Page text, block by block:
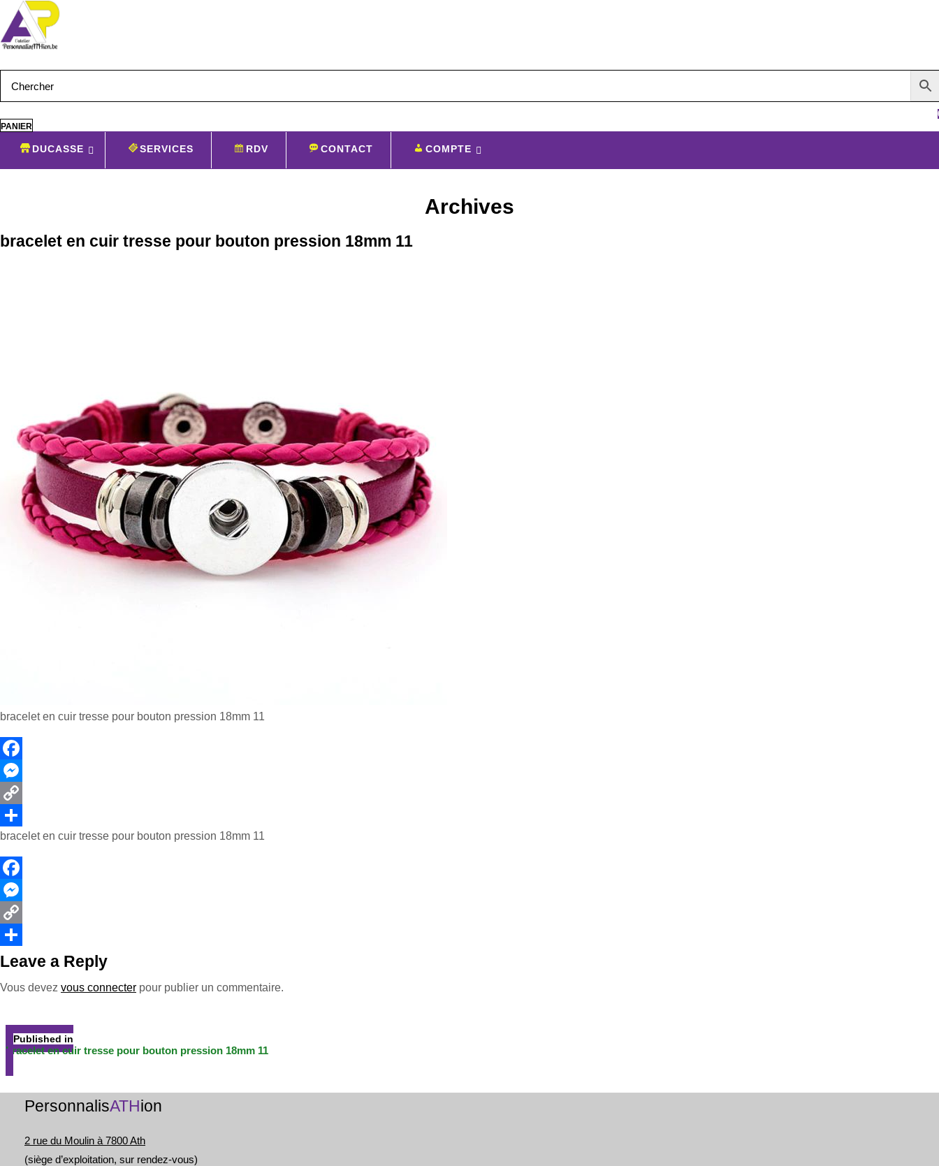
Aller
contenu
bracelet
pour
PANIER
DUCASSE SERVICES RDV CONTACT COMPTE
Archives
bracelet en cuir tresse pour bouton pression 18mm 11
bracelet en cuir tresse pour bouton pression 18mm 11
F
a
c
e
b
o
o
k
M
e
s
s
e
n
g
e
C
o
p
y
L
i
n
P
a
r
t
a
g
r
bracelet en cuir tresse pour bouton pression 18mm 11
F
a
c
e
M
e
s
r
C
o
k
P
e
Leave a Reply
Vous devez vous connecter pour publier un commentaire.
de
l’article
Published in
bracelet en cuir tresse pour bouton pression 18mm 11
PersonnalisATHion
2 rue du Moulin à 7800 Ath
(siège d’exploitation, sur rendez-vous)